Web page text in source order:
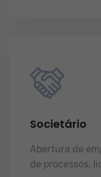
Societário
Abertura de
de processos,